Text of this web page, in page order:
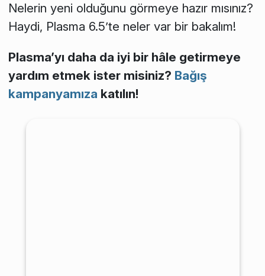
Nelerin yeni olduğunu görmeye hazır mısınız?
Haydi, Plasma 6.5’te neler var bir bakalım!
Plasma’yı daha da iyi bir hâle getirmeye
yardım etmek ister misiniz? Bağış
kampanyamıza katılın!